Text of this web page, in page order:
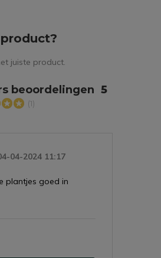
juiste product.
beoordelingen 5
(1)
04-2024 11:17
plantjes goed in